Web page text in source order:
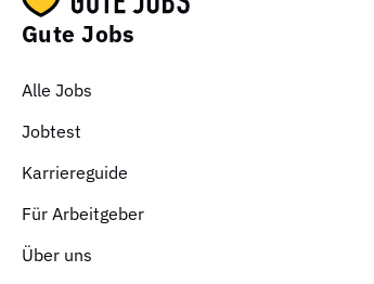
Gute Jobs
Alle Jobs
Jobtest
Karriereguide
Für Arbeitgeber
Über uns